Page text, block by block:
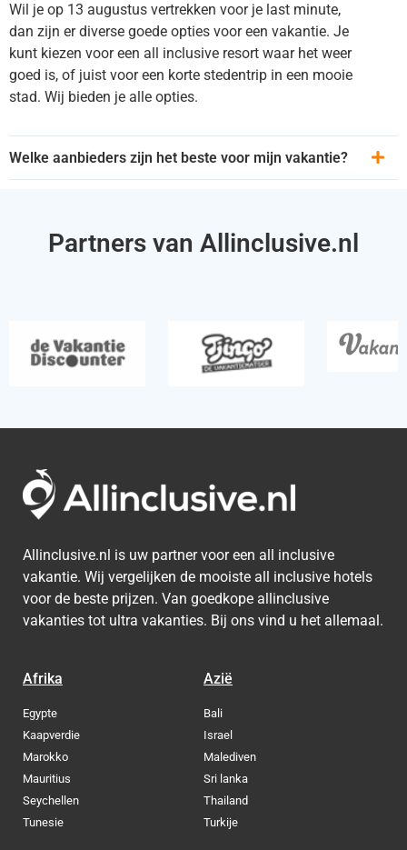
Wil je op 13 augustus vertrekken voor je last minute,
dan zijn er diverse goede opties voor een vakantie. Je
kunt kiezen voor een all inclusive resort waar het weer
goed is, of juist voor een korte stedentrip in een mooie
stad. Wij bieden je alle opties.
Welke aanbieders zijn het beste voor mijn vakantie?
Partners van Allinclusive.nl
Allinclusive.nl is uw partner voor een all inclusive
vakantie. Wij vergelijken de mooiste all inclusive hotels
voor de beste prijzen. Van goedkope allinclusive
vakanties tot ultra vakanties. Bij ons vind u het allemaal.
Afrika
Egypte
Kaapverdie
Marokko
Mauritius
Seychellen
Tunesie
Azië
Bali
Israel
Malediven
Sri lanka
Thailand
Turkije